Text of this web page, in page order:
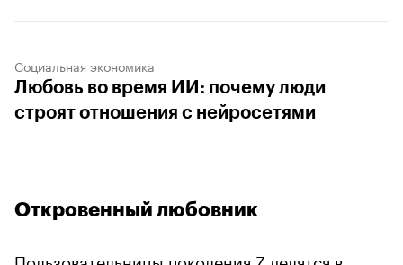
Социальная экономика
Любовь во время ИИ: почему люди
строят отношения с нейросетями
Откровенный любовник
Пользовательницы поколения Z делятся в